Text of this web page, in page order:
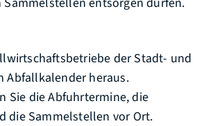
der Stadt- und
Abfallkalender heraus.
Sie die Abfuhrtermine, die
die Sammelstellen vor Ort.